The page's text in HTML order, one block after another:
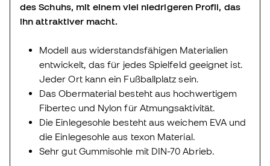
des Schuhs, mit einem viel niedrigeren Profil, das
ihn attraktiver macht.
Modell aus widerstandsfähigen Materialien
entwickelt, das für jedes Spielfeld geeignet ist.
Jeder Ort kann ein Fußballplatz sein.
Das Obermaterial besteht aus hochwertigem
Fibertec und Nylon für Atmungsaktivität.
Die Einlegesohle besteht aus weichem EVA und
die Einlegesohle aus texon Material.
Sehr gut Gummisohle mit DIN-70 Abrieb.